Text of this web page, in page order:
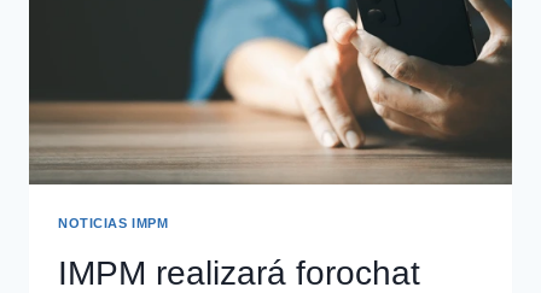
NOTICIAS IMPM
IMPM realizará forochat